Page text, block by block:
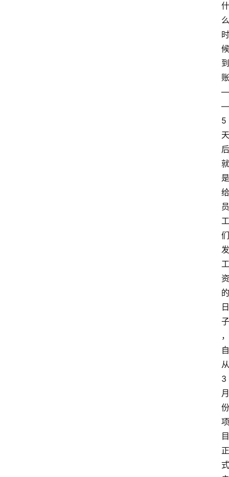
什
么
时
候
到
账
—
—
5
天
后
就
是
给
员
工
们
发
工
资
的
日
子
，
自
从
3
月
份
项
目
正
式